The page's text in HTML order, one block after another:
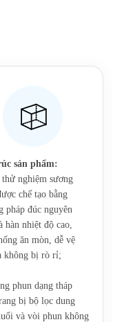
sản phẩm:
nghiệm sương
chế tạo bằng
pháp đúc nguyên
hàn nhiệt độ cao,
ăn mòn, dễ vệ
không bị rò rỉ;
phun dạng tháp
bị bộ lọc dung
và vòi phun không